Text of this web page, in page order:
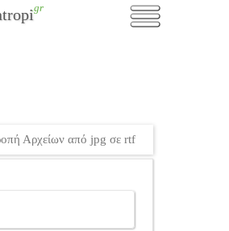
.gr
Αρχείων από jpg σε rtf